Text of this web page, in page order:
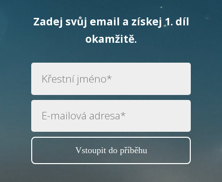
Zadej svůj email a získej 1. díl
okamžitě.
Vstoupit do příběhu